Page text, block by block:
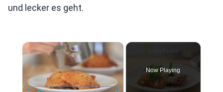
und lecker es geht.
×
Now Playing